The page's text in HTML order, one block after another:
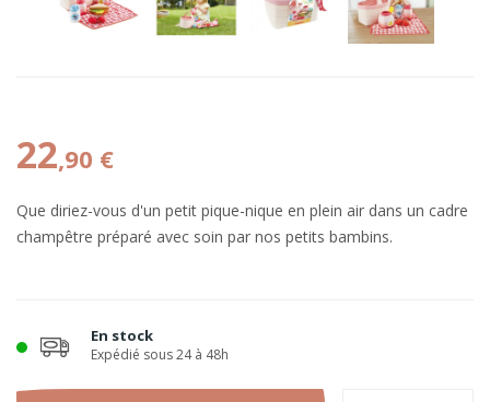
22,90 €
Que diriez-vous d'un petit pique-nique en plein air dans un cadre
champêtre préparé avec soin par nos petits bambins.
En stock
Expédié sous 24 à 48h